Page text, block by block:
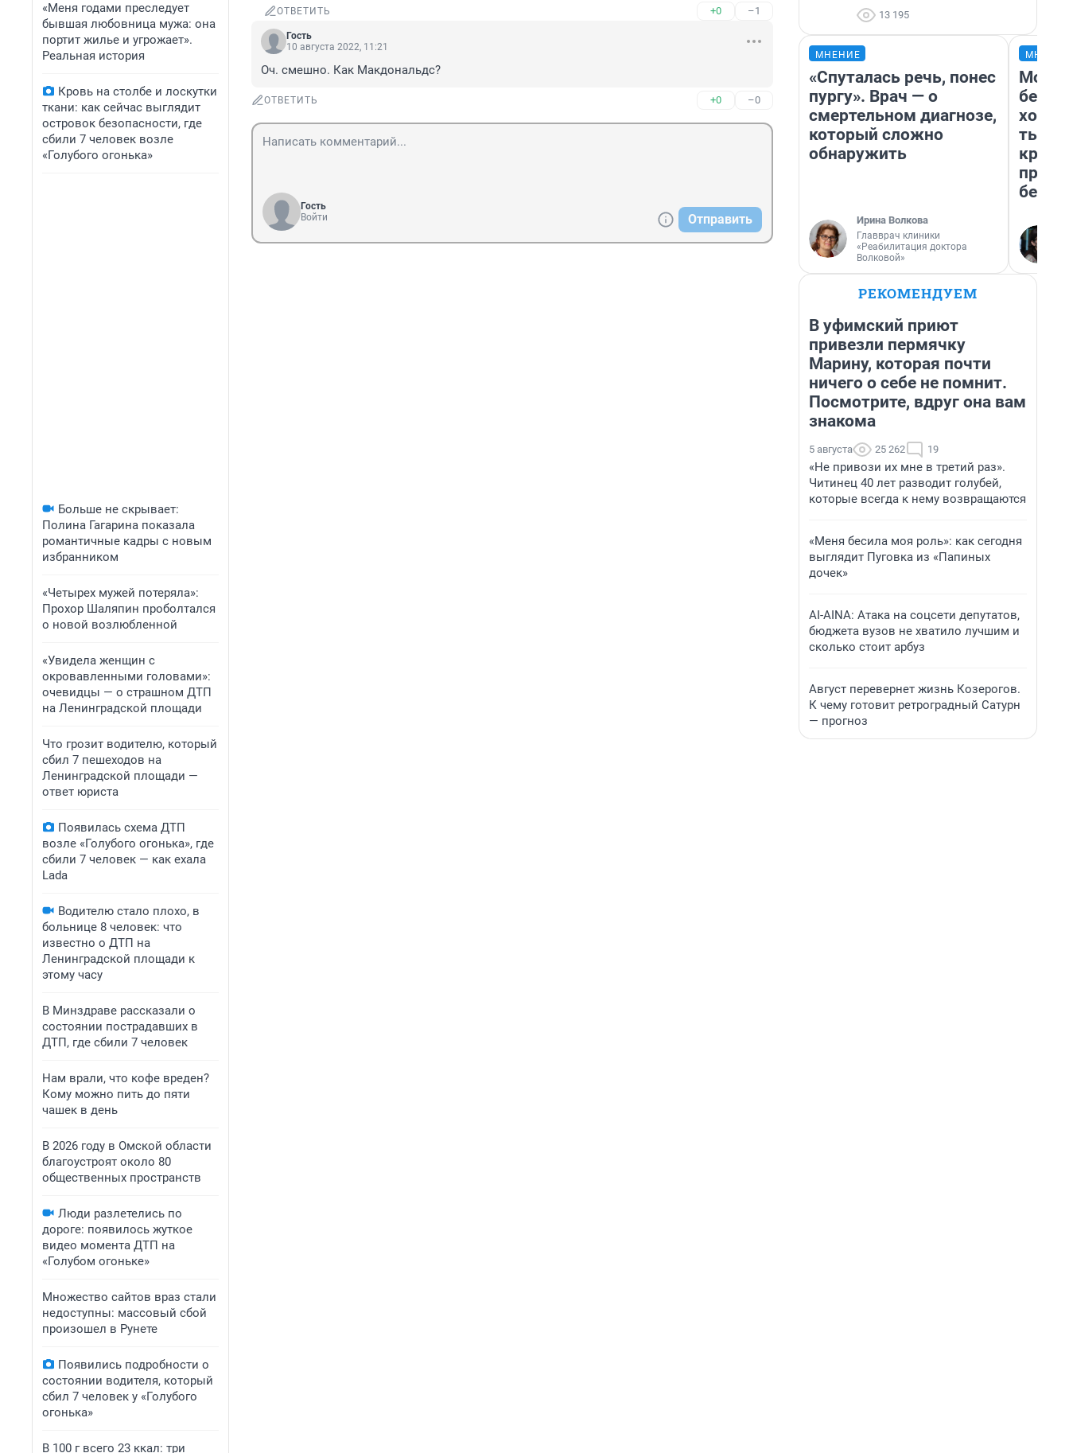
«Меня годами преследует
бывшая любовница мужа: она
портит жилье и угрожает».
Реальная история
Кровь на столбе и лоскутки
ткани: как сейчас выглядит
островок безопасности, где
сбили 7 человек возле
«Голубого огонька»
Больше не скрывает:
Полина Гагарина показала
романтичные кадры с новым
избранником
«Четырех мужей потеряла»:
Прохор Шаляпин проболтался
о новой возлюбленной
«Увидела женщин с
окровавленными головами»:
очевидцы — о страшном ДТП
на Ленинградской площади
Что грозит водителю, который
сбил 7 пешеходов на
Ленинградской площади —
ответ юриста
Появилась схема ДТП
возле «Голубого огонька», где
сбили 7 человек — как ехала
Lada
Водителю стало плохо, в
больнице 8 человек: что
известно о ДТП на
Ленинградской площади к
этому часу
В Минздраве рассказали о
состоянии пострадавших в
ДТП, где сбили 7 человек
Нам врали, что кофе вреден?
Кому можно пить до пяти
чашек в день
В 2026 году в Омской области
благоустроят около 80
общественных пространств
Люди разлетелись по
дороге: появилось жуткое
видео момента ДТП на
«Голубом огоньке»
Множество сайтов враз стали
недоступны: массовый сбой
произошел в Рунете
Появились подробности о
состоянии водителя, который
сбил 7 человек у «Голубого
огонька»
В 100 г всего 23 ккал: три
ОТВЕТИТЬ +0 –1
Гость
10 августа 2022, 11:21
Оч. смешно. Как Макдональдс?
ОТВЕТИТЬ +0 –0
Гость
Войти
Отправить
13 195
МНЕНИЕ
«Спуталась речь, понес
пургу». Врач — о
смертельном диагнозе,
который сложно
обнаружить
Ирина Волкова
Главврач клиники
«Реабилитация доктора
Волковой»
Мой
РЕКОМЕНДУЕМ
В уфимский приют
привезли пермячку
Марину, которая почти
ничего о себе не помнит.
Посмотрите, вдруг она вам
знакома
5 августа 25 262 19
«Не привози их мне в третий раз».
Читинец 40 лет разводит голубей,
которые всегда к нему возвращаются
«Меня бесила моя роль»: как сегодня
выглядит Пуговка из «Папиных
дочек»
AI-AINA: Атака на соцсети депутатов,
бюджета вузов не хватило лучшим и
сколько стоит арбуз
Август перевернет жизнь Козерогов.
К чему готовит ретроградный Сатурн
— прогноз